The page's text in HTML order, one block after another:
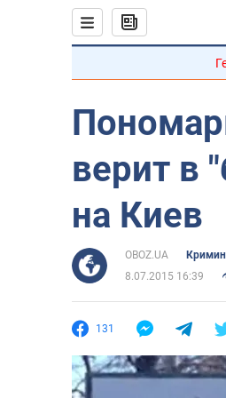
верит в
на Киев
OBOZ.UA
8.07.2015 16:39
131